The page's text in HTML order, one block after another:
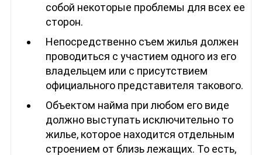
собой некоторые проблемы для всех ее
сторон.
Непосредственно съем жилья должен
проводиться с участием одного из его
владельцем или с присутствием
официального представителя такового.
Объектом найма при любом его виде
должно выступать исключительно то
жилье, которое находится отдельным
строением от близь лежащих. То есть,